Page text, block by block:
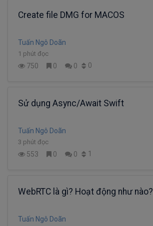
Create file DMG for MACOS
Tuấn Ngô Doãn
1 phút đọc
750 0 0 0
Sử dụng Async/Await Swift
Tuấn Ngô Doãn
3 phút đọc
553 0 0 1
WebRTC là gì? Hoạt động như nào?
Tuấn Ngô Doãn